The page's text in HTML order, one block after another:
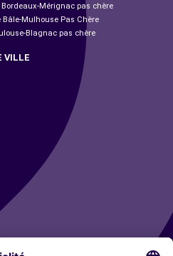
Bordeaux-Mérignac pas chère
Bâle-Mulhouse Pas Chère
Blagnac pas chère
VILLE